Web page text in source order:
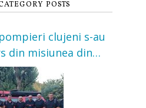
POSTS
clujeni s-au
din misiunea din
Au intervenit la
de vegetație și